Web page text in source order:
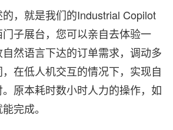
，就是我们的Industrial Copilot
子展台，您可以亲自去体验一
然语言下达的订单需求，调动多
在低人机交互的情况下，实现自
原本耗时数小时人力的操作，如
完成。